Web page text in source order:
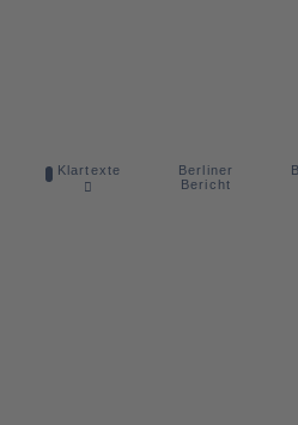
Klartexte
Berliner
Bericht